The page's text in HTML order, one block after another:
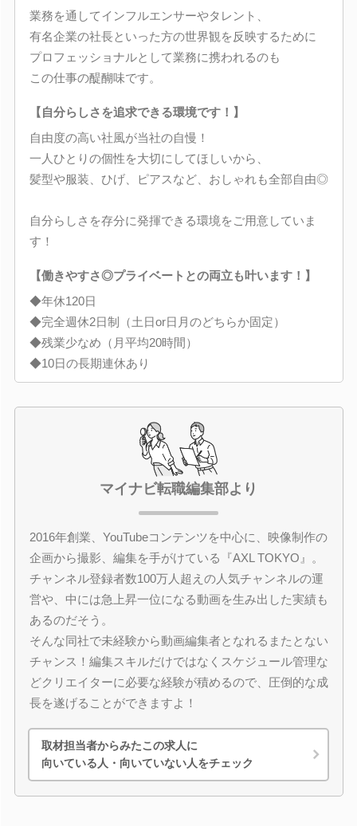
業務を通してインフルエンサーやタレント、
有名企業の社長といった方の世界観を反映するために
プロフェッショナルとして業務に携われるのも
この仕事の醍醐味です。
【自分らしさを追求できる環境です！】
自由度の高い社風が当社の自慢！
一人ひとりの個性を大切にしてほしいから、
髪型や服装、ひげ、ピアスなど、おしゃれも全部自由◎
自分らしさを存分に発揮できる環境をご用意していま
す！
【働きやすさ◎プライベートとの両立も叶います！】
◆年休120日
◆完全週休2日制（土日or日月のどちらか固定）
◆残業少なめ（月平均20時間）
◆10日の長期連休あり
マイナビ転職編集部より
2016年創業、YouTubeコンテンツを中心に、映像制作の
企画から撮影、編集を手がけている『AXL TOKYO』。
チャンネル登録者数100万人超えの人気チャンネルの運
営や、中には急上昇一位になる動画を生み出した実績も
あるのだそう。
そんな同社で未経験から動画編集者となれるまたとない
チャンス！編集スキルだけではなくスケジュール管理な
どクリエイターに必要な経験が積めるので、圧倒的な成
長を遂げることができますよ！
取材担当者からみたこの求人に
向いている人・向いていない人をチェック